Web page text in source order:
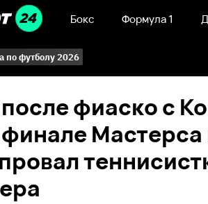
Бокс Формула 1
по футболу 2026
фиаско с
Мастерса